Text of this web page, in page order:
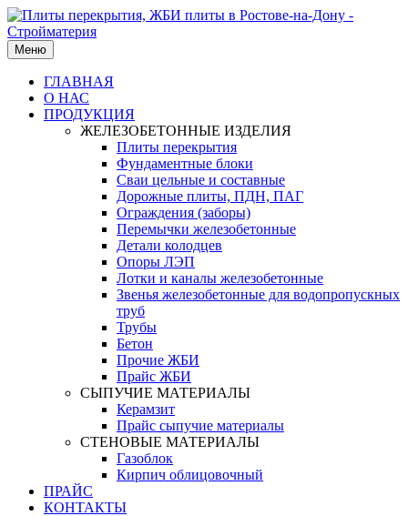
Меню
ГЛАВНАЯ
О НАС
ПРОДУКЦИЯ
ЖЕЛЕЗОБЕТОННЫЕ ИЗДЕЛИЯ
Плиты перекрытия
Фундаментные блоки
Сваи цельные и составные
Дорожные плиты, ПДН, ПАГ
Ограждения (заборы)
Перемычки железобетонные
Детали колодцев
Опоры ЛЭП
Лотки и каналы железобетонные
Звенья железобетонные для водопропускных
труб
Трубы
Бетон
Прочие ЖБИ
Прайс ЖБИ
СЫПУЧИЕ МАТЕРИАЛЫ
Керамзит
Прайс сыпучие материалы
СТЕНОВЫЕ МАТЕРИАЛЫ
Газоблок
Кирпич облицовочный
ПРАЙС
КОНТАКТЫ